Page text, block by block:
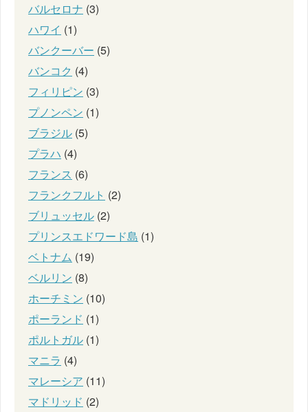
バルセロナ (3)
ハワイ (1)
バンクーバー (5)
バンコク (4)
フィリピン (3)
プノンペン (1)
ブラジル (5)
プラハ (4)
フランス (6)
フランクフルト (2)
ブリュッセル (2)
プリンスエドワード島 (1)
ベトナム (19)
ベルリン (8)
ホーチミン (10)
ポーランド (1)
ポルトガル (1)
マニラ (4)
マレーシア (11)
マドリッド (2)